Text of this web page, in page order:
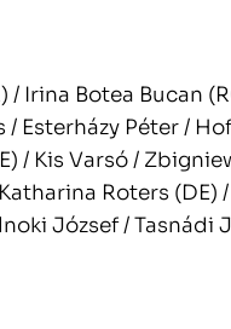
/ Irina Botea Bucan
/ Esterházy Péter /
/ Kis Varsó /
Roters
József / Tasnádi